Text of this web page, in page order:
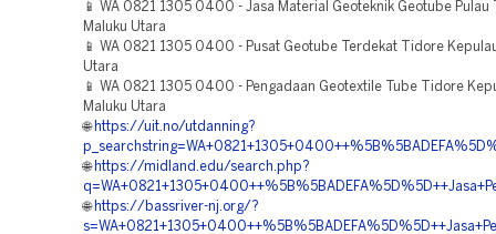
📱 WA 0821 1305 0400 - Jasa Material Geoteknik Geotube Pulau
Maluku Utara
📱 WA 0821 1305 0400 - Pusat Geotube Terdekat Tidore
Utara
📱 WA 0821 1305 0400 - Pengadaan Geotextile Tube Tidore
Maluku Utara
🌐 https://uit.no/utdanning?
🌐 https://midland.edu/search.php?
🌐 https://bassriver-nj.org/?